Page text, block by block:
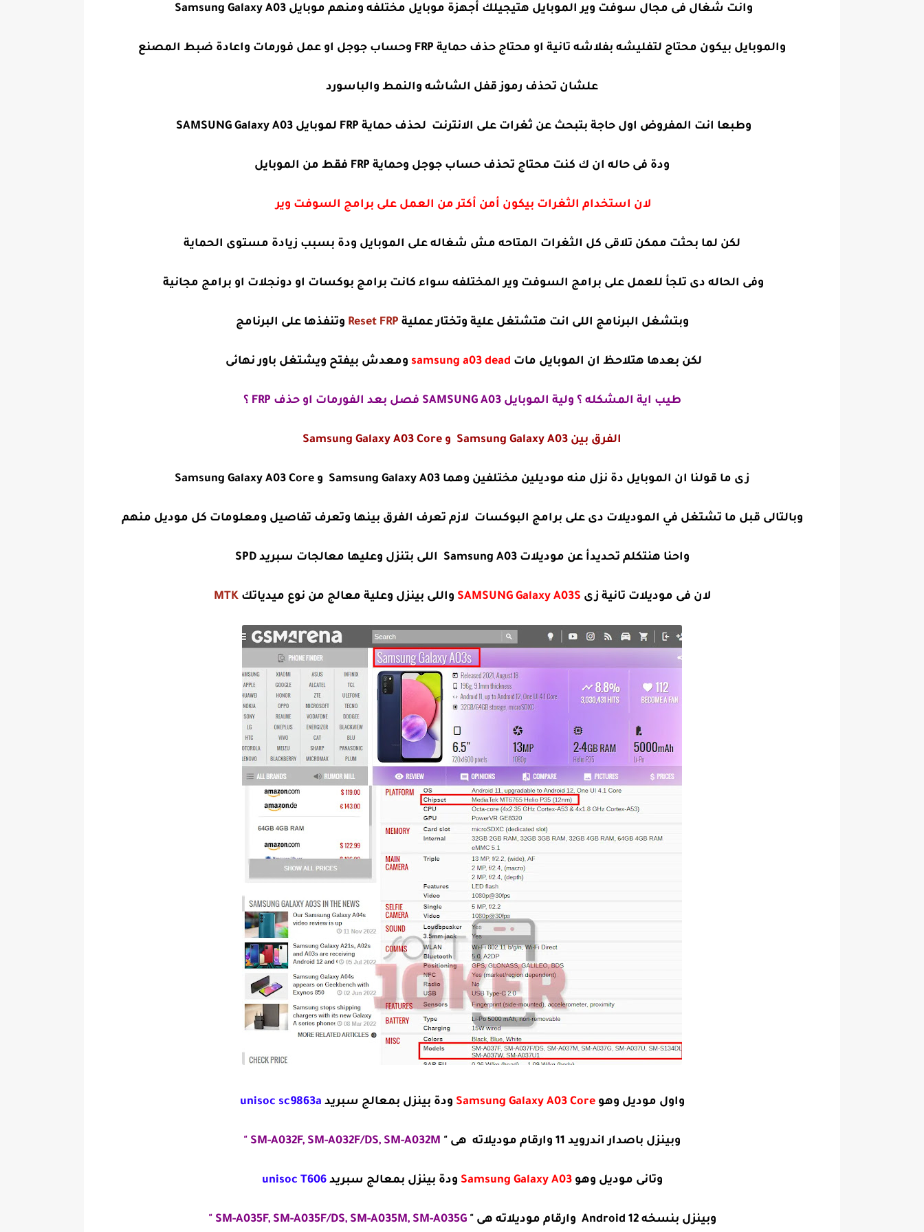
وانت شغال فى مجال سوفت وير الموبايل هتيجيلك أجهزة موبايل مختلفه ومنهم موبايل Samsung Galaxy A03
والموبايل بيكون محتاج لتفليشه بفلاشه تانية او محتاج حذف حماية FRP وحساب جوجل او عمل فورمات واعادة ضبط المصنع
علشان تحذف رموز قفل الشاشه والنمط والباسورد
وطبعا انت المفروض اول حاجة بتبحث عن ثغرات على الانترنت لحذف حماية FRP لموبايل SAMSUNG Galaxy A03
ودة فى حاله ان ك كنت محتاج تحذف حساب جوجل وحماية FRP فقط من الموبايل
لان استخدام الثغرات بيكون أمن أكتر من العمل على برامج السوفت وير
لكن لما بحثت ممكن تلاقى كل الثغرات المتاحه مش شغاله على الموبايل ودة بسبب زيادة مستوى الحماية
وفى الحاله دى تلجأ للعمل على برامج السوفت وير المختلفه سواء كانت برامج بوكسات او دونجلات او برامج مجانية
وبتشغل البرنامج اللى انت هتشتغل علية وتختار عملية Reset FRP وتنفذها على البرنامج
لكن بعدها هتلاحظ ان الموبايل مات samsung a03 dead ومعدش بيفتح ويشتغل باور نهائى
طيب اية المشكله ؟ ولية الموبايل SAMSUNG A03 فصل بعد الفورمات او حذف FRP ؟
الفرق بين Samsung Galaxy A03 و Samsung Galaxy A03 Core
زى ما قولنا ان الموبايل دة نزل منه موديلين مختلفين وهما Samsung Galaxy A03 و Samsung Galaxy A03 Core
وبالتالى قبل ما تشتغل في الموديلات دى على برامج البوكسات لازم تعرف الفرق بينها وتعرف تفاصيل ومعلومات كل موديل منهم
واحنا هنتكلم تحديدأ عن موديلات Samsung A03 اللى بتنزل وعليها معالجات سبريد SPD
لان فى موديلات تانية زى SAMSUNG Galaxy A03S واللى بينزل وعلية معالج من نوع ميدياتكMTK
واول موديل وهوSamsung Galaxy A03 Core ودة بينزل بمعالج سبريد unisoc sc9863a
وبينزل باصدار اندرويد 11 وارقام موديلاته هى " SM-A032F, SM-A032F/DS, SM-A032M "
وتانى موديل وهوSamsung Galaxy A03 ودة بينزل بمعالج سبريدunisoc T606
وبينزل بنسخه Android 12 وارقام موديلاته هى " SM-A035F, SM-A035F/DS, SM-A035M, SM-A035G "